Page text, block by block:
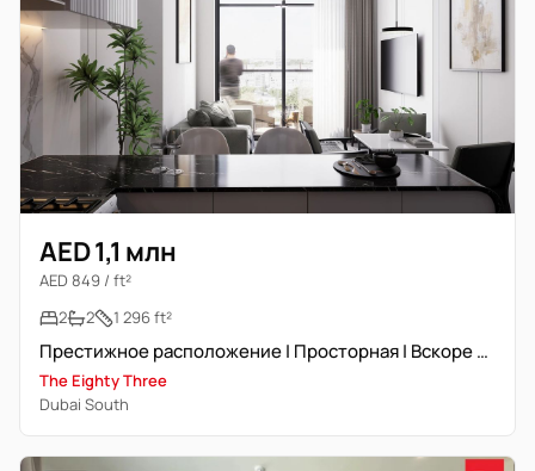
AED 1,1 млн
AED 849 / ft²
2
2 1 296 ft²
Престижное расположение | Просторная | Вскоре сдача
The Eighty Three
Dubai South